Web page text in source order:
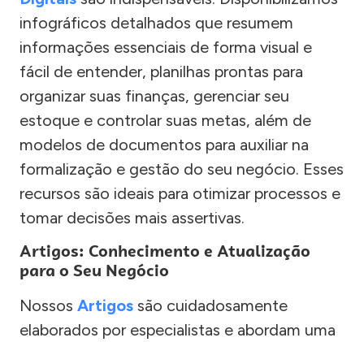
infográficos detalhados que resumem
informações essenciais de forma visual e
fácil de entender, planilhas prontas para
organizar suas finanças, gerenciar seu
estoque e controlar suas metas, além de
modelos de documentos para auxiliar na
formalização e gestão do seu negócio. Esses
recursos são ideais para otimizar processos e
tomar decisões mais assertivas.
Artigos: Conhecimento e Atualização
para o Seu Negócio
Nossos Artigos são cuidadosamente
elaborados por especialistas e abordam uma